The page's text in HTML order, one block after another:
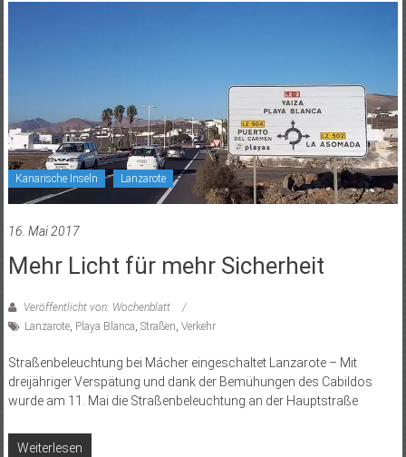
Kanarische Inseln Lanzarote
16. Mai 2017
Mehr Licht für mehr Sicherheit
Veröffentlicht von: Wochenblatt
Lanzarote, Playa Blanca, Straßen, Verkehr
Straßenbeleuchtung bei Mácher eingeschaltet Lanzarote – Mit
dreijähriger Verspätung und dank der Bemühungen des Cabildos
wurde am 11. Mai die Straßenbeleuchtung an der Hauptstraße
Weiterlesen